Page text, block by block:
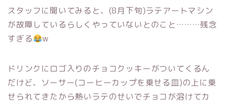
スタッフに聞いてみると、(8月下旬)ラテアートマシン
が故障しているらしくやっていないとのこと………残念
すぎる
w
ドリンクにロゴ入りのチョコクッキーがついてくるん
だけど、ソーサー(コーヒーカップを乗せる皿)の上に乗
せられてきたから熱いラテのせいでチョコが溶けてカ